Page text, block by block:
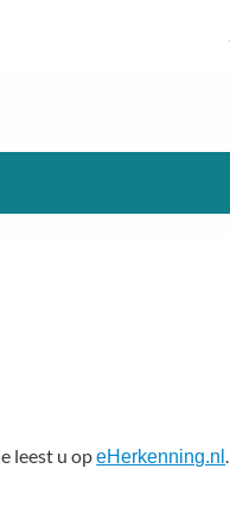
leest u opeHerkenning.nl.